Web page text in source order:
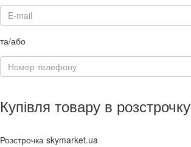
та/або
Купівля товару в розстрочку
Розстрочка skymarket.ua